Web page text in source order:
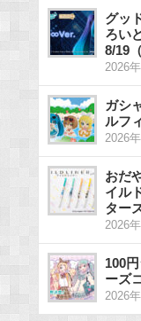
グッ
ろい
8/19
2026
ガシ
ルフ
2026
おだ
イル
ター
2026
100
ーズ
2026